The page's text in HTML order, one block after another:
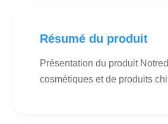
Résumé du produit
Présentation du produit
cosmétiques et de produits